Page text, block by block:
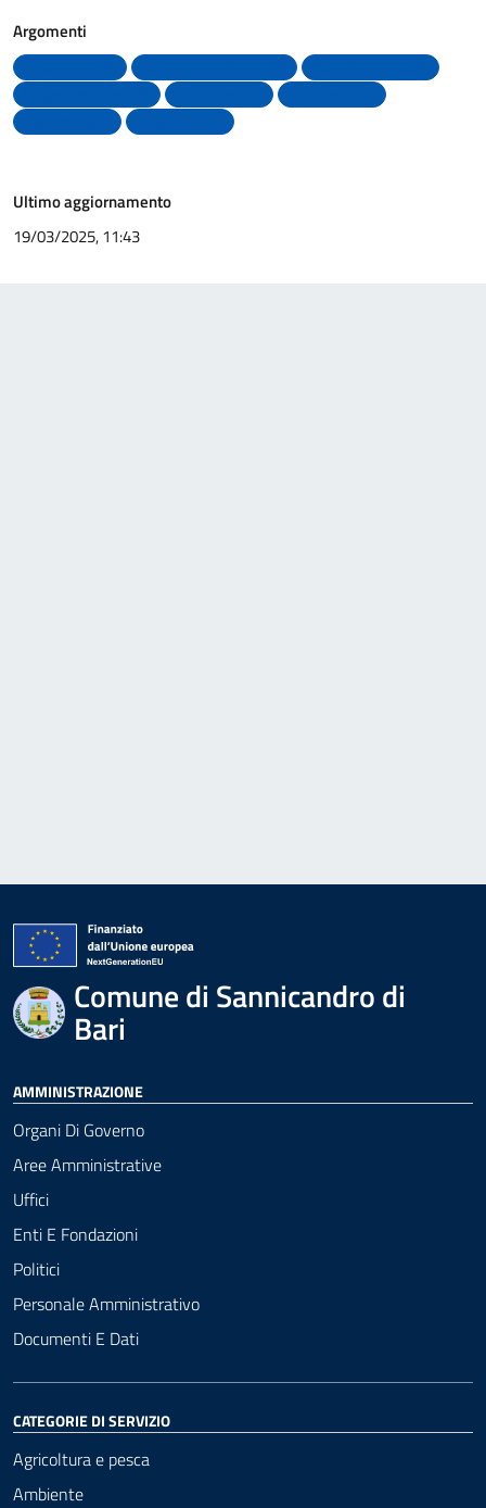
Argomenti
Ultimo aggiornamento
19/03/2025, 11:43
Comune di Sannicandro di
Bari
AMMINISTRAZIONE
Organi Di Governo
Aree Amministrative
Uffici
Enti E Fondazioni
Politici
Personale Amministrativo
Documenti E Dati
CATEGORIE DI SERVIZIO
Agricoltura e pesca
Ambiente